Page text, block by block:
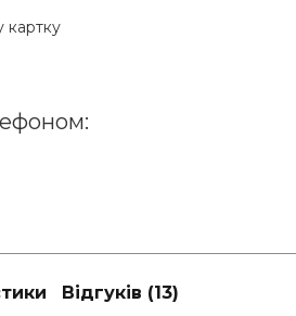
картку
Відгуків (13)